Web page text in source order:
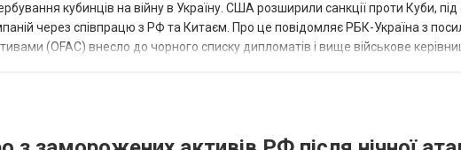
кубинців на війну в Україну. США розширили санкції проти Куби,
через співпрацю з РФ та Китаєм. Про це повідомляє РБК-Україна з
(OFAC) внесло до чорного списку дипломатів і вище військове